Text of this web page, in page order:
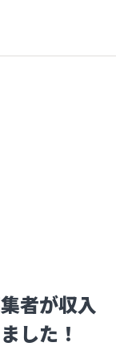
者が収入
した！